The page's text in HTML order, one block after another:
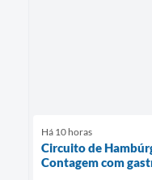
Há 10 horas
Circuito de
Contagem com